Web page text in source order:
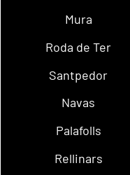
Mura
Roda de Ter
Santpedor
Navas
Palafolls
Rellinars